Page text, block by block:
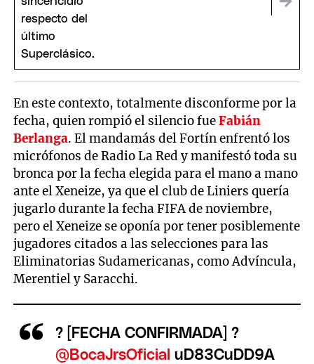
En este contexto, totalmente disconforme por la
fecha, quien rompió el silencio fueFabián
Berlanga. El mandamás del Fortín enfrentó los
micrófonos de Radio La Red y manifestó toda su
bronca por la fecha elegida para el mano a mano
ante el Xeneize, ya que el club de Liniers quería
jugarlo durante la fecha FIFA de noviembre,
pero el Xeneize se oponía por tener posiblemente
jugadores citados a las selecciones para las
Eliminatorias Sudamericanas, como Advíncula,
Merentiel y Saracchi.
? [FECHA CONFIRMADA] ?
@BocaJrsOficial uD83CuDD9A